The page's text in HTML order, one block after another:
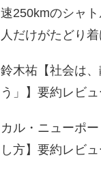
速250kmのシャ
人だけがたどり
鈴木祐【社会は
う」】要約レビュ
カル・ニューポ
し方】要約レビュ